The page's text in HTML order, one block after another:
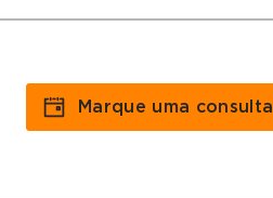
Marque uma consulta